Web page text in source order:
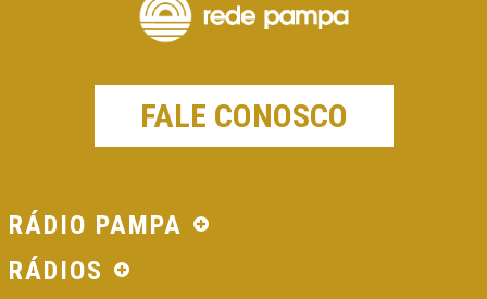
FALE CONOSCO
RÁDIO PAMPA
RÁDIOS